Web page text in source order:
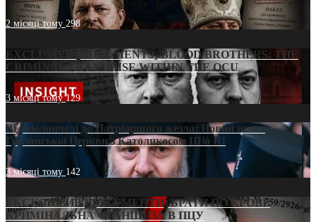
2 місяці тому 298
EXCLUSIVE (DOCUMENTS)/BLOOD BROTHERS: THE
CRIMINAL FRANCHISE WITHIN THE OCU
3 місяці тому129
Від віолончелі до Патріаршого жезла: Новий шлях
Грузинської Церкви з Католикосом Шіо III
3 місяці тому 142
ЕКСКЛЮЗИВ (ДОКУМЕНТИ)/БРАТИ ПО КРОВІ:
КРИМІНАЛЬНА ФРАНШИЗА В ПЦУ